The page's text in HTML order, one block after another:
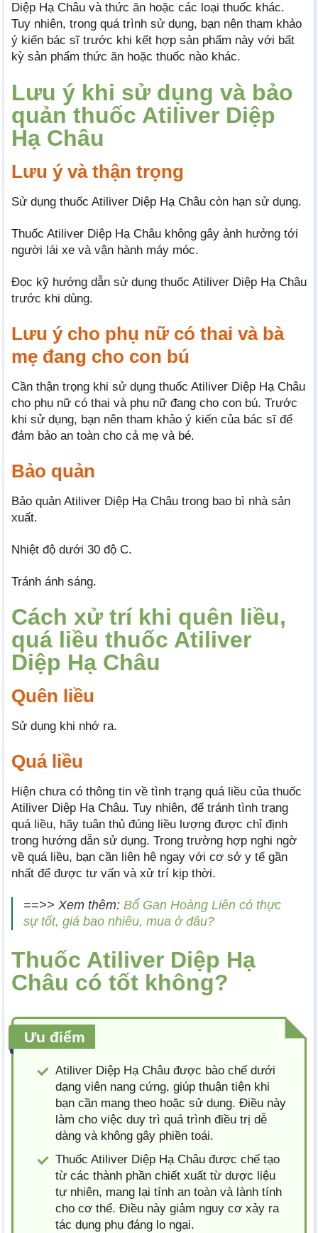
Diệp Hạ Châu và thức ăn hoặc các loại thuốc khác.
Tuy nhiên, trong quá trình sử dụng, bạn nên tham khảo
ý kiến bác sĩ trước khi kết hợp sản phẩm này với bất
kỳ sản phẩm thức ăn hoặc thuốc nào khác.
Lưu ý khi sử dụng và bảo
quản thuốc Atiliver Diệp
Hạ Châu
Lưu ý và thận trọng
Sử dụng thuốc Atiliver Diệp Hạ Châu còn hạn sử dụng.
Thuốc Atiliver Diệp Hạ Châu không gây ảnh hưởng tới
người lái xe và vận hành máy móc.
Đọc kỹ hướng dẫn sử dụng thuốc Atiliver Diệp Hạ Châu
trước khi dùng.
Lưu ý cho phụ nữ có thai và bà
mẹ đang cho con bú
Cần thận trọng khi sử dụng thuốc Atiliver Diệp Hạ Châu
cho phụ nữ có thai và phụ nữ đang cho con bú. Trước
khi sử dụng, bạn nên tham khảo ý kiến của bác sĩ để
đảm bảo an toàn cho cả mẹ và bé.
Bảo quản
Bảo quản Atiliver Diệp Hạ Châu trong bao bì nhà sản
xuất.
Nhiệt độ dưới 30 độ C.
Tránh ánh sáng.
Cách xử trí khi quên liều,
quá liều thuốc Atiliver
Diệp Hạ Châu
Quên liều
Sử dụng khi nhớ ra.
Quá liều
Hiện chưa có thông tin về tình trạng quá liều của thuốc
Atiliver Diệp Hạ Châu. Tuy nhiên, để tránh tình trạng
quá liều, hãy tuân thủ đúng liều lượng được chỉ định
trong hướng dẫn sử dụng. Trong trường hợp nghi ngờ
về quá liều, bạn cần liên hệ ngay với cơ sở y tế gần
nhất để được tư vấn và xử trí kịp thời.
==>> Xem thêm: Bổ Gan Hoàng Liên có thực
sự tốt, giá bao nhiêu, mua ở đâu?
Thuốc Atiliver Diệp Hạ
Châu có tốt không?
Ưu điểm
Atiliver Diệp Hạ Châu được bào chế dưới
dạng viên nang cứng, giúp thuận tiện khi
bạn cần mang theo hoặc sử dụng. Điều này
làm cho việc duy trì quá trình điều trị dễ
dàng và không gây phiền toái.
Thuốc Atiliver Diệp Hạ Châu được chế tạo
từ các thành phần chiết xuất từ dược liệu
tự nhiên, mang lại tính an toàn và lành tính
cho cơ thể. Điều này giảm nguy cơ xảy ra
tác dụng phụ đáng lo ngại.